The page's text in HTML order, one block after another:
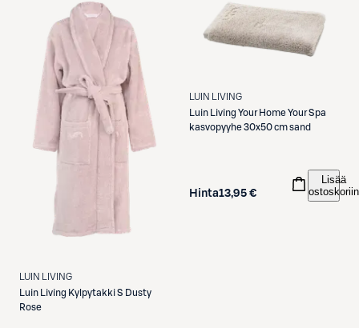
LUIN LIVING
Luin Living Kylpytakki S Dusty
Rose
LUIN LIVING
Luin Living Your Home Your Spa
kasvopyyhe 30x50 cm sand
Hinta13,95 €
Lisää
ostoskoriin